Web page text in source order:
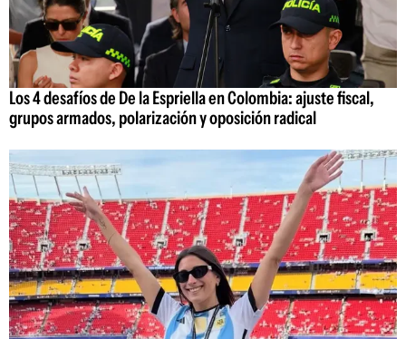
Los 4 desafíos de De la Espriella en Colombia: ajuste fiscal,
grupos armados, polarización y oposición radical